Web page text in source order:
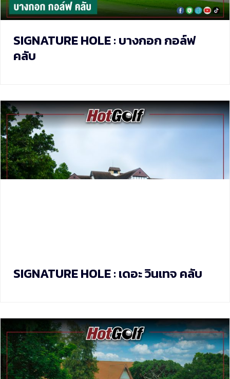
SIGNATURE HOLE : บางกอก กอล์ฟ
คลับ
SIGNATURE HOLE : เดอะ วินเทจ คลับ